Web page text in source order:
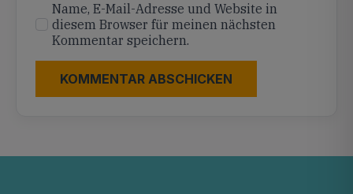
Name, E-Mail-Adresse und Website in
diesem Browser für meinen nächsten
Kommentar speichern.